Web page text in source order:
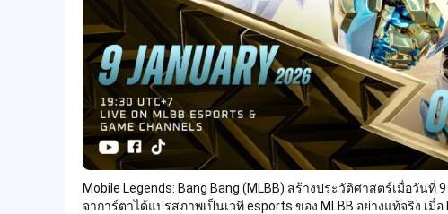
Mobile Legends: Bang Bang (MLBB) สร้างประวัติศาสตร์เมื่อวัน
จาการ์ตาได้แปรสภาพเป็นเวที esports ของ MLBB อย่างแท้จริง เมื่